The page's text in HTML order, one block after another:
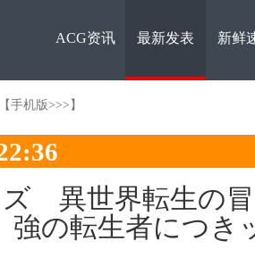
资
ACG资讯 最新发表 新鲜
【手机版>>>】
ズ 異世界転生の
強の転生者につき